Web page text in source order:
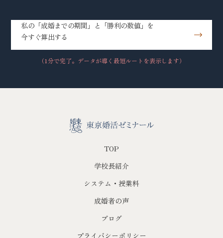
私の「成婚までの期間」と「勝利の数値」を
今すぐ算出する
（1分で完了。データが導く最短ルートを表示します）
TOP
学校長紹介
システム・授業料
成婚者の声
ブログ
プライバシーポリシー